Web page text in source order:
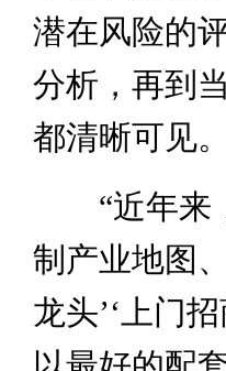
潜在风险的
分析，再到
都清晰可见。
“近年来，
制产业地图
龙头’‘上门